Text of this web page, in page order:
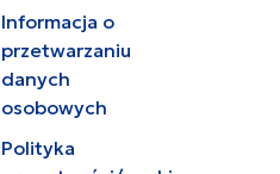
Informacja o
przetwarzaniu
danych
osobowych
Polityka